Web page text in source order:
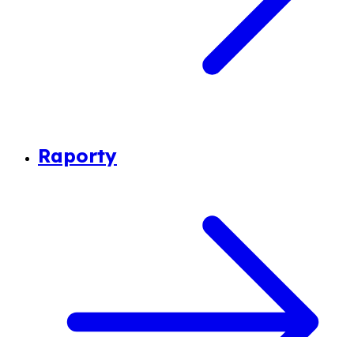
Raporty